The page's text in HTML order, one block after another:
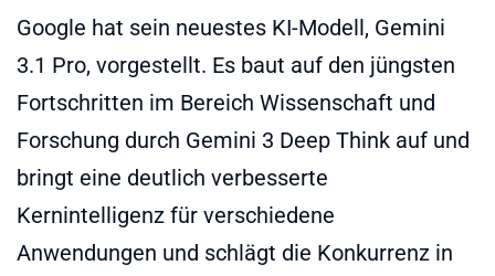
Google hat sein neuestes KI-Modell, Gemini
3.1 Pro, vorgestellt. Es baut auf den jüngsten
Fortschritten im Bereich Wissenschaft und
Forschung durch Gemini 3 Deep Think auf und
bringt eine deutlich verbesserte
Kernintelligenz für verschiedene
Anwendungen und schlägt die Konkurrenz in